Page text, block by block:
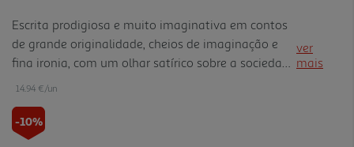
Escrita prodigiosa e muito imaginativa em contos
de grande originalidade, cheios de imaginação e
fina ironia, com um olhar satírico sobre a sociedade
e política portuguesas. Reúnem-se aqui pela
periódicos e antolo gias. Autora multipremiada,
cujo anterior livro Visitar Amigos (2024) já vai na
ver
mais
14.94 €/un
-10%